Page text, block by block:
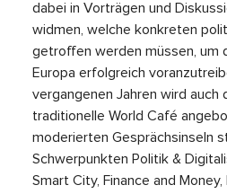
dabei in Vorträgen und
widmen, welche konkreten
getroffen werden müssen, um
Europa erfolgreich
vergangenen Jahren wird auch
traditionelle World Café
moderierten Gesprächsinseln
Schwerpunkten Politik &
Smart City, Finance and